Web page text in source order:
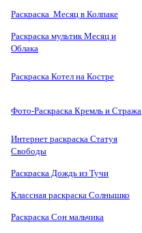
Раскраска Месяц в Колпаке
Раскраска мультик Месяц и
Облака
Раскраска Котел на Костре
Фото-Раскраска Кремль и Стража
Интернет раскраска Статуя
Свободы
Раскраска Дождь из Тучи
Классная раскраска Солнышко
Раскраска Сон мальчика